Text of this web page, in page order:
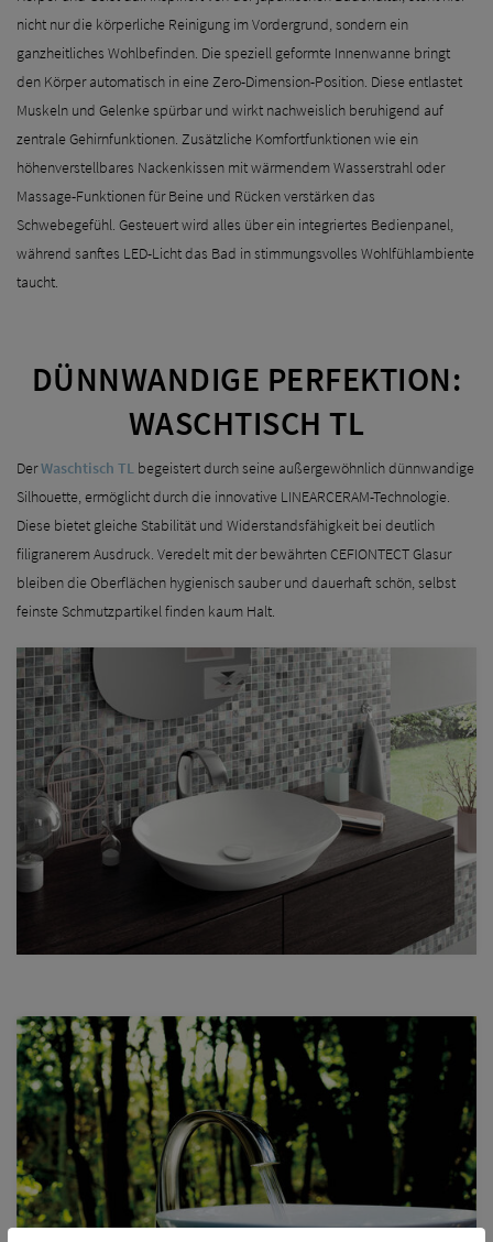
nicht nur die körperliche Reinigung im Vordergrund, sondern ein
ganzheitliches Wohlbefinden. Die speziell geformte Innenwanne bringt
den Körper automatisch in eine Zero-Dimension-Position. Diese entlastet
Muskeln und Gelenke spürbar und wirkt nachweislich beruhigend auf
zentrale Gehirnfunktionen. Zusätzliche Komfortfunktionen wie ein
höhenverstellbares Nackenkissen mit wärmendem Wasserstrahl oder
Massage-Funktionen für Beine und Rücken verstärken das
Schwebegefühl. Gesteuert wird alles über ein integriertes Bedienpanel,
während sanftes LED-Licht das Bad in stimmungsvolles Wohlfühlambiente
taucht.
DÜNNWANDIGE PERFEKTION:
WASCHTISCH TL
DerWaschtisch TL begeistert durch seine außergewöhnlich dünnwandige
Silhouette, ermöglicht durch die innovative LINEARCERAM-Technologie.
Diese bietet gleiche Stabilität und Widerstandsfähigkeit bei deutlich
filigranerem Ausdruck. Veredelt mit der bewährten CEFIONTECT Glasur
bleiben die Oberflächen hygienisch sauber und dauerhaft schön, selbst
feinste Schmutzpartikel finden kaum Halt.